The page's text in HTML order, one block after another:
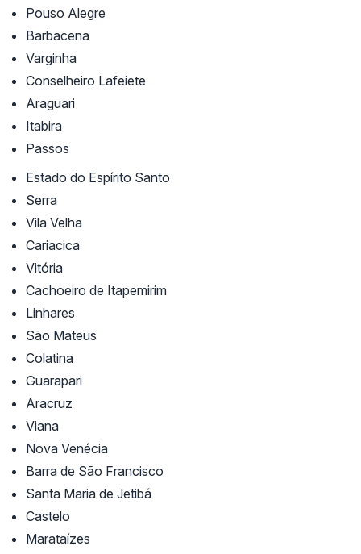
Pouso Alegre
Barbacena
Varginha
Conselheiro Lafeiete
Araguari
Itabira
Passos
Estado do Espírito Santo
Serra
Vila Velha
Cariacica
Vitória
Cachoeiro de Itapemirim
Linhares
São Mateus
Colatina
Guarapari
Aracruz
Viana
Nova Venécia
Barra de São Francisco
Santa Maria de Jetibá
Castelo
Marataízes